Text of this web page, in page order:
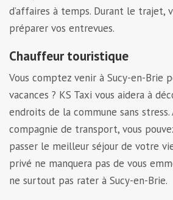
d’affaires à temps. Durant le trajet,
préparer vos entrevues.
Chauffeur touristique
Vous comptez venir à Sucy-en-Brie
vacances ? KS Taxi vous aidera à
endroits de la commune sans stress.
compagnie de transport, vous
passer le meilleur séjour de votre
privé ne manquera pas de vous
ne surtout pas rater à Sucy-en-Brie.